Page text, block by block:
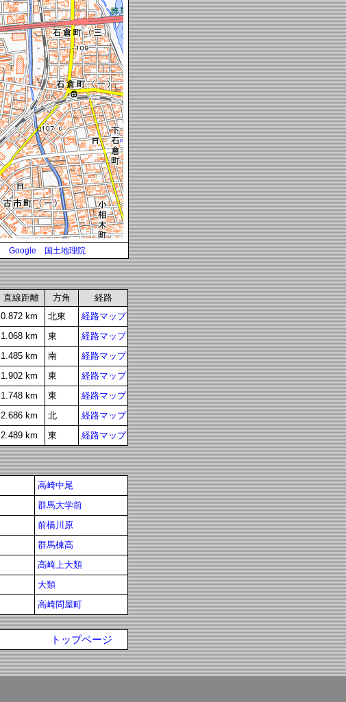
Google 国土地理院
直線距離 方角
経路
0.872 km 北東
経路マップ
1.068 km 東
経路マップ
1.485 km 南
経路マップ
1.902 km 東
経路マップ
1.748 km 東
経路マップ
2.686 km 北
経路マップ
2.489 km 東 経路マップ
高崎中尾
群馬大学前
前橋川原
群馬棟高
高崎上大類
大類
高崎問屋町
トップページ